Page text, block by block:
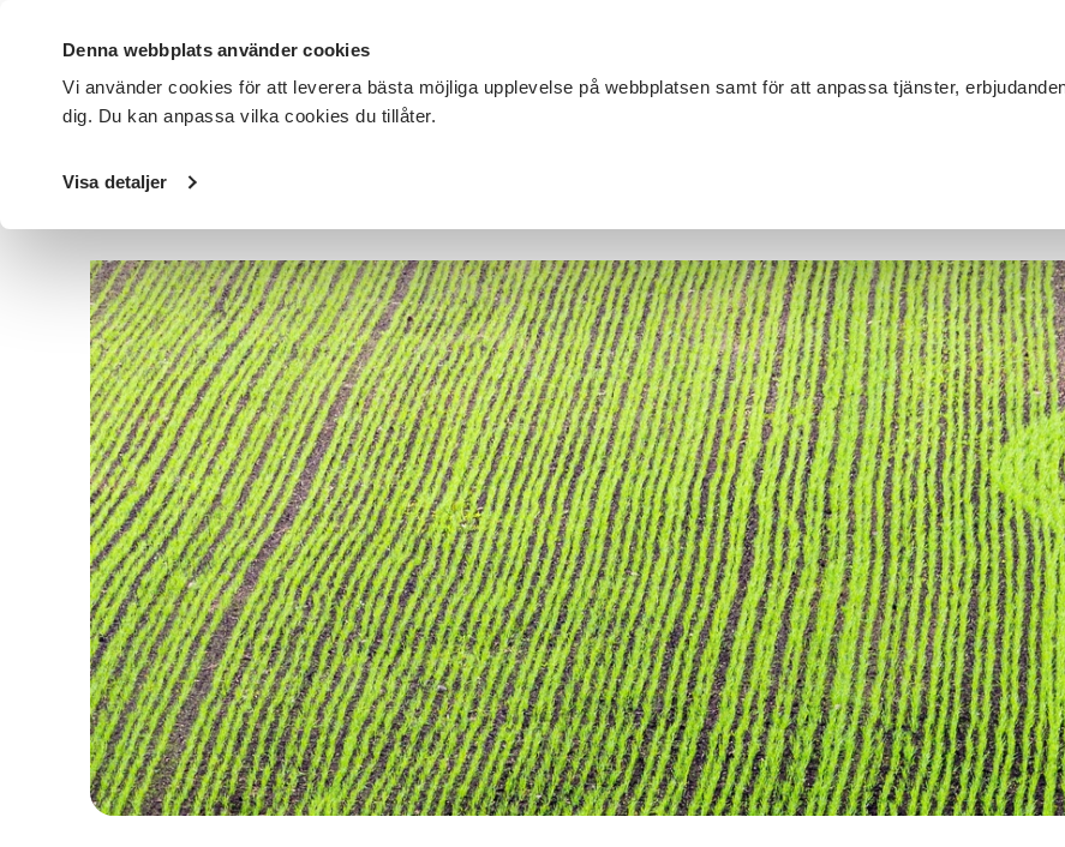
Denna webbplats använder cookies
Vi använder cookies för att leverera bästa möjliga upplevelse på webbplatsen samt för att anpassa tjänster,
dig. Du kan anpassa vilka cookies du tillåter.
Visa detaljer
DET HÄR GÖR VI FÖR DIG SOM SÖK KURSER OCH EVENEMANG
Startsida / Avdelningar